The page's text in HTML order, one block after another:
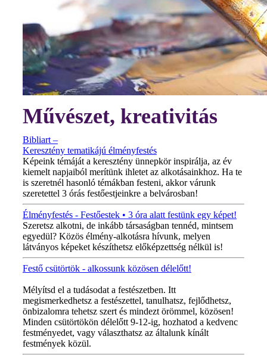
Művészet, kreativitás
Bibliart –
Keresztény tematikájú élményfestés
Képeink témáját a keresztény ünnepkör inspirálja, az év
kiemelt napjaiból merítünk ihletet az alkotásainkhoz. Ha te
is szeretnél hasonló témákban festeni, akkor várunk
szeretettel 3 órás festőestjeinkre a belvárosban!
Élményfestés - Festőestek • 3 óra alatt festünk egy képet!
Szeretsz alkotni, de inkább társaságban tennéd, mintsem
egyedül? Közös élmény-alkotásra hívunk, melyen
látványos képeket készíthetsz előképzettség nélkül is!
Festő csütörtök - alkossunk közösen délelőtt!
Mélyítsd el a tudásodat a festészetben. Itt
megismerkedhetsz a festészettel, tanulhatsz, fejlődhetsz,
önbizalomra tehetsz szert és mindezt örömmel, közösen!
Minden csütörtökön délelőtt 9-12-ig, hozhatod a kedvenc
festményedet, vagy választhatsz az általunk kínált
festmények közül.